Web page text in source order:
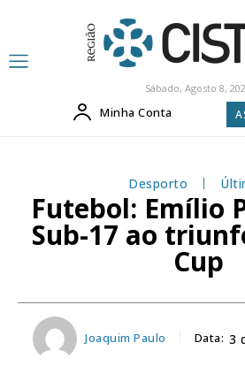
Sábado, Agosto 8,
Minha Conta
Desporto
Futebol: Emílio
Sub-17 ao
Cup
Joaquim Paulo Data: 3